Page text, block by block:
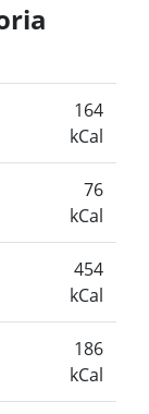
164
kCal
76
kCal
454
kCal
186
kCal